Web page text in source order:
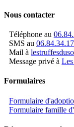
Nous contacter
Téléphone au
SMS au
Mail à
Message privé à
Formulaires
Formulaire
Formulaire famille